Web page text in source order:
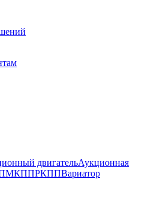
двигательАукционная
МКППРКППВариатор